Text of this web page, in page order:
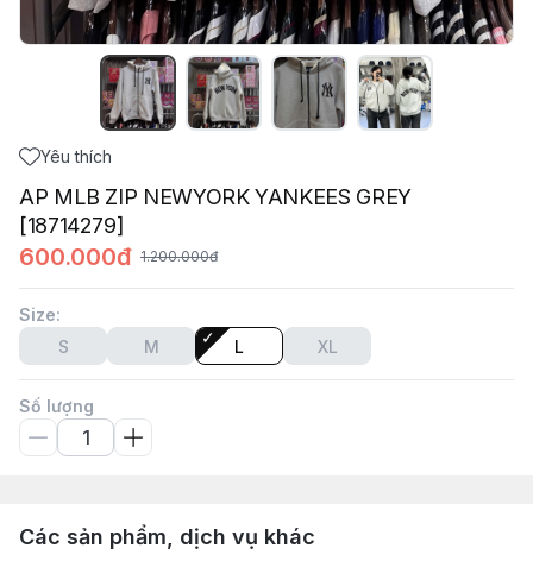
Yêu thích
AP MLB ZIP NEWYORK YANKEES GREY
[18714279]
600.000đ 1.200.000đ
Size:
S
M L XL
Số lượng
Các sản phẩm, dịch vụ khác